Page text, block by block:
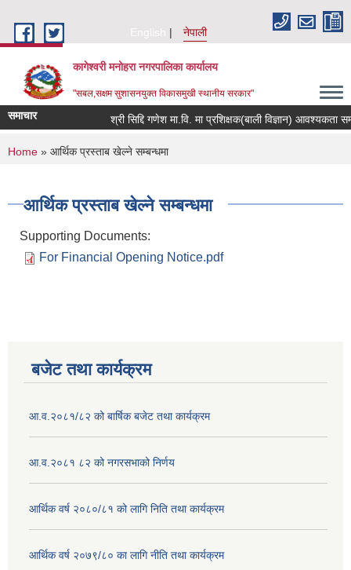
English
नेपाली
कागेश्वरी मनोहरा नगरपालिका कार्यालय
"सबल,सक्षम सुशासनयुक्त विकासमुखी स्थानीय सरकार"
समाचार श्री सिद्दि गणेश मा.वि. मा प्रशिक्षक(बाली विज्ञान) आवश्यकता सम्बन्धी
You are here
Home » आर्थिक प्रस्ताब खेल्ने सम्बन्धमा
आर्थिक प्रस्ताब खेल्ने सम्बन्धमा
Supporting Documents:
For Financial Opening Notice.pdf
बजेट तथा कार्यक्रम
आ.व.२०८१/८२ को बार्षिक बजेट तथा कार्यक्रम
आ.व.२०८१ ८२ को नगरसभाको निर्णय
आर्थिक वर्ष २०८०/८१ को लागि निति तथा कार्यक्रम
आर्थिक वर्ष २०७९/८० का लागि नीति तथा कार्यक्रम